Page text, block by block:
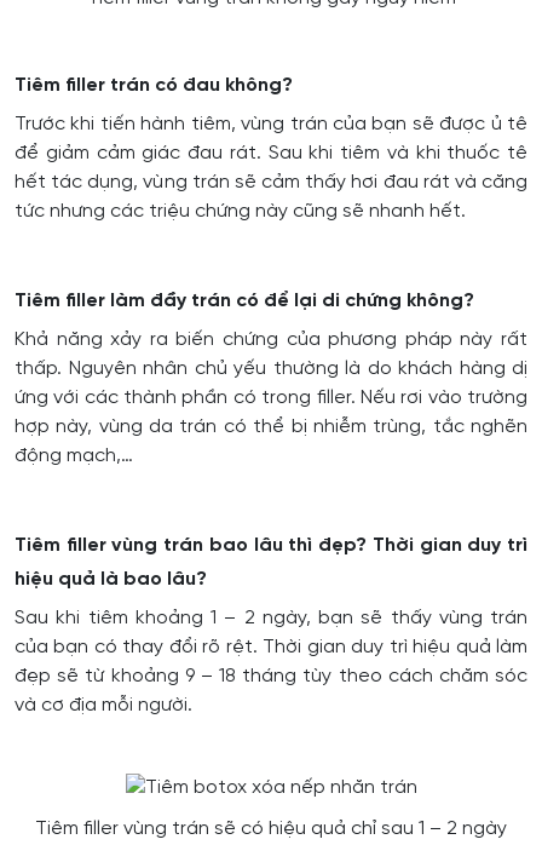
Tiêm filler trán có đau không?
Trước khi tiến hành tiêm, vùng trán của bạn sẽ được ủ tê
để giảm cảm giác đau rát. Sau khi tiêm và khi thuốc tê
hết tác dụng, vùng trán sẽ cảm thấy hơi đau rát và căng
tức nhưng các triệu chứng này cũng sẽ nhanh hết.
Tiêm filler làm đầy trán có để lại di chứng không?
Khả năng xảy ra biến chứng của phương pháp này rất
thấp. Nguyên nhân chủ yếu thường là do khách hàng dị
ứng với các thành phần có trong filler. Nếu rơi vào trường
hợp này, vùng da trán có thể bị nhiễm trùng, tắc nghẽn
động mạch,…
Tiêm filler vùng trán bao lâu thì đẹp? Thời gian duy trì
hiệu quả là bao lâu?
Sau khi tiêm khoảng 1 – 2 ngày, bạn sẽ thấy vùng trán
của bạn có thay đổi rõ rệt. Thời gian duy trì hiệu quả làm
đẹp sẽ từ khoảng 9 – 18 tháng tùy theo cách chăm sóc
và cơ địa mỗi người.
Tiêm filler vùng trán sẽ có hiệu quả chỉ sau 1 – 2 ngày